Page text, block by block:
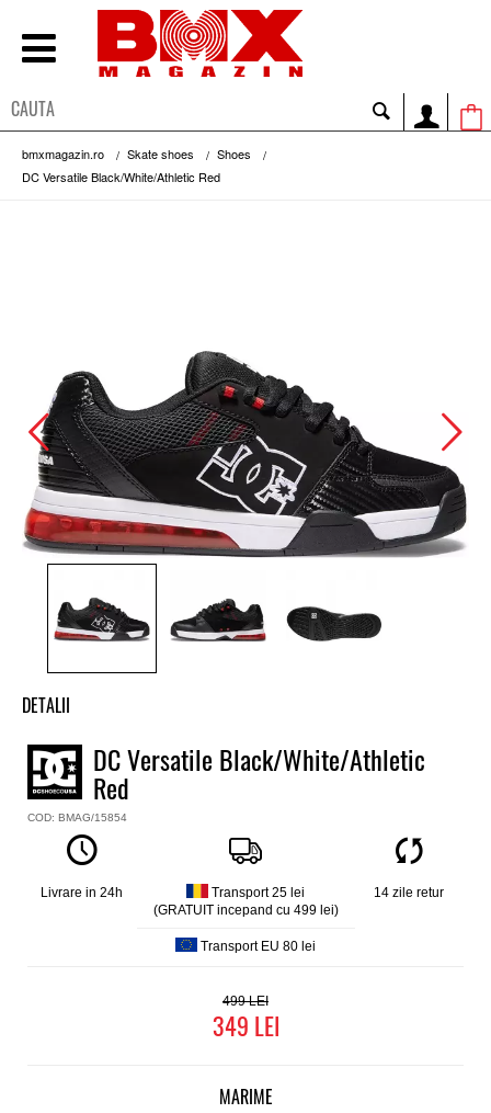
bmxmagazin.ro Skate shoes
Shoes
DC Versatile Black/White/Athletic Red
DETALII
Tenisi baieti low top DC
Model
Versatile
Culoare
Material exterior
Nubuk, piele
Turnala Unilite™, perna de aer
DC Versatile Black/White/Athletic
Red
COD: BMAG/15854
Livrare in 24h
Transport 25 lei
(GRATUIT incepand cu 499 lei)
Transport EU 80 lei
14 zile retur
499
349
MARIME